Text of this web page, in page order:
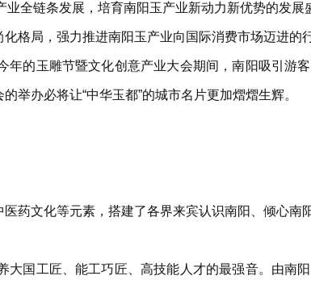
全链条发展，培育南阳玉产业新动力新优势的发展
局，强力推进南阳玉产业向国际消费市场迈进的
的玉雕节暨文化创意产业大会期间，南阳吸引游
举办必将让“中华玉都”的城市名片更加熠熠生辉。
药文化等元素，搭建了各界来宾认识南阳、倾心南
国工匠、能工巧匠、高技能人才的最强音。由南